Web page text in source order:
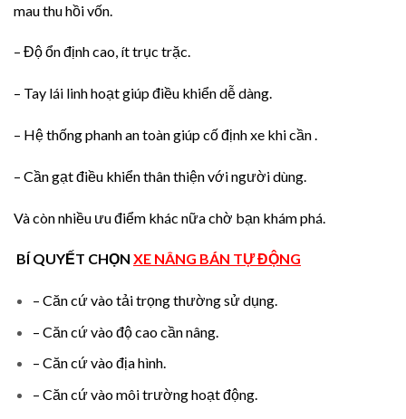
mau thu hồi vốn.
– Độ ổn định cao, ít trục trặc.
– Tay lái linh hoạt giúp điều khiển dễ dàng.
– Hệ thống phanh an toàn giúp cố định xe khi cần .
– Cần gạt điều khiển thân thiện với người dùng.
Và còn nhiều ưu điểm khác nữa chờ bạn khám phá.
BÍ QUYẾT CHỌN XE NÂNG BÁN TỰ ĐỘNG
– Căn cứ vào tải trọng thường sử dụng.
– Căn cứ vào độ cao cần nâng.
– Căn cứ vào địa hình.
– Căn cứ vào môi trường hoạt động.